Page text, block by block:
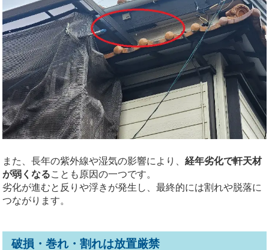
また、長年の紫外線や湿気の影響により、経年劣化で軒天材
が弱くなることも原因の一つです。
劣化が進むと反りや浮きが発生し、最終的には割れや脱落に
つながります。
破損・巻れ・割れは放置厳禁